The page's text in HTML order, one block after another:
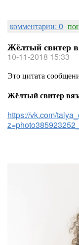
комментарии: 0
Жёлтый свитер
10-11-2018 15:33
Это цитата
Жёлтый свитер
https://vk.com/